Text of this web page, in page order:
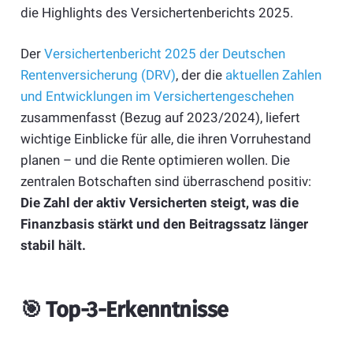
die Highlights des Versichertenberichts 2025.
Der Versichertenbericht 2025 der Deutschen
Rentenversicherung (DRV), der die aktuellen Zahlen
und Entwicklungen im Versichertengeschehen
zusammenfasst (Bezug auf 2023/2024), liefert
wichtige Einblicke für alle, die ihren Vorruhestand
planen – und die Rente optimieren wollen. Die
zentralen Botschaften sind überraschend positiv:
Die Zahl der aktiv Versicherten steigt, was die
Finanzbasis stärkt und den Beitragssatz länger
stabil hält.
🎯 Top-3-Erkenntnisse